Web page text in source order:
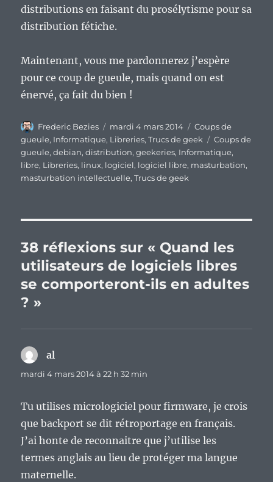
distributions en faisant du prosélytisme pour sa
distribution fétiche.
Maintenant, vous me pardonnerez j’espère
pour ce coup de gueule, mais quand on est
énervé, ça fait du bien !
Auteur
Frederic Bezies
Publié
le
mardi 4 mars 2014 Catégories
Coups de
gueule, Informatique, Libreries,Trucs de geek Étiquettes
Coups de
gueule,debian,distribution,geekeries, Informatique,
libre, Libreries, linux, logiciel, logiciel libre, masturbation,
masturbation intellectuelle,Trucs de geek
38 réflexions sur « Quand les
utilisateurs de logiciels libres
se comporteront-ils en adultes
? »
al
mardi 4 mars 2014 à 22 h 32 min
Tu utilises micrologiciel pour firmware, je crois
que backport se dit rétroportage en français.
J’ai honte de reconnaitre que j’utilise les
termes anglais au lieu de protéger ma langue
maternelle.